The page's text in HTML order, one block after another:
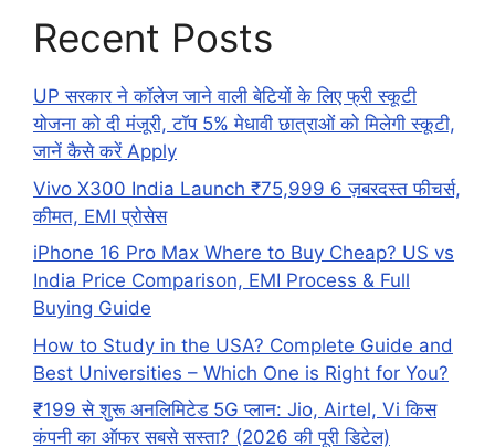
Recent Posts
UP सरकार ने कॉलेज जाने वाली बेटियों के लिए फ्री स्कूटी
योजना को दी मंजूरी, टॉप 5% मेधावी छात्राओं को मिलेगी स्कूटी,
जानें कैसे करें Apply
Vivo X300 India Launch ₹75,999 6 ज़बरदस्त फीचर्स,
कीमत, EMI प्रोसेस
iPhone 16 Pro Max Where to Buy Cheap? US vs
India Price Comparison, EMI Process & Full
Buying Guide
How to Study in the USA? Complete Guide and
Best Universities – Which One is Right for You?
₹199 से शुरू अनलिमिटेड 5G प्लान: Jio, Airtel, Vi किस
कंपनी का ऑफर सबसे सस्ता? (2026 की पूरी डिटेल)